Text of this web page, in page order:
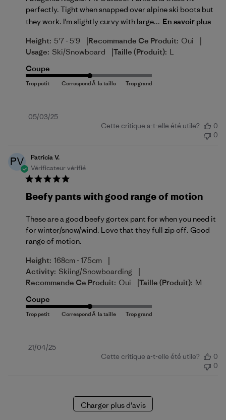
perfectly. Tight when snapped over alpine ski boots but
they work. I'm slightly curvy with large... En savoir plus
Height: 5'7 - 5'9 |Recommande Ce Produit: Oui |
Usage: Ski/Snowboard |Taille (produit): L
Coupe
Date
05/03/25
Cette critique a-t-elle été utile?
0
0
PV
Patricia V.
Vérificateur vérifié
Beefy pants with good range of motion
These are a good beefy gortex pant for when you need it
for winter/snow/wind. Love that they full zip off. Good
range of motion.
Height: 168cm - 175cm |
Activity: Skiing/Snowboarding |
Recommande Ce Produit: Oui |Taille (produit): M
Coupe
Date
21/04/25
Cette critique a-t-elle été utile?
0
0
Charger plus d'avis